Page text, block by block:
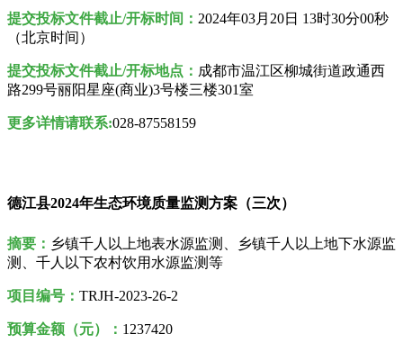
提交投标文件截止/开标时间： 2024年03月20日 13时30分00秒
（北京时间）
提交投标文件截止/开标地点： 成都市温江区柳城街道政通西
路299号丽阳星座(商业)3号楼三楼301室
更多详情请联系:028-87558159
德江县2024年生态环境质量监测方案（三次）
摘要： 乡镇千人以上地表水源监测、乡镇千人以上地下水源监
测、千人以下农村饮用水源监测等
项目编号： TRJH-2023-26-2
预算金额（元）： 1237420